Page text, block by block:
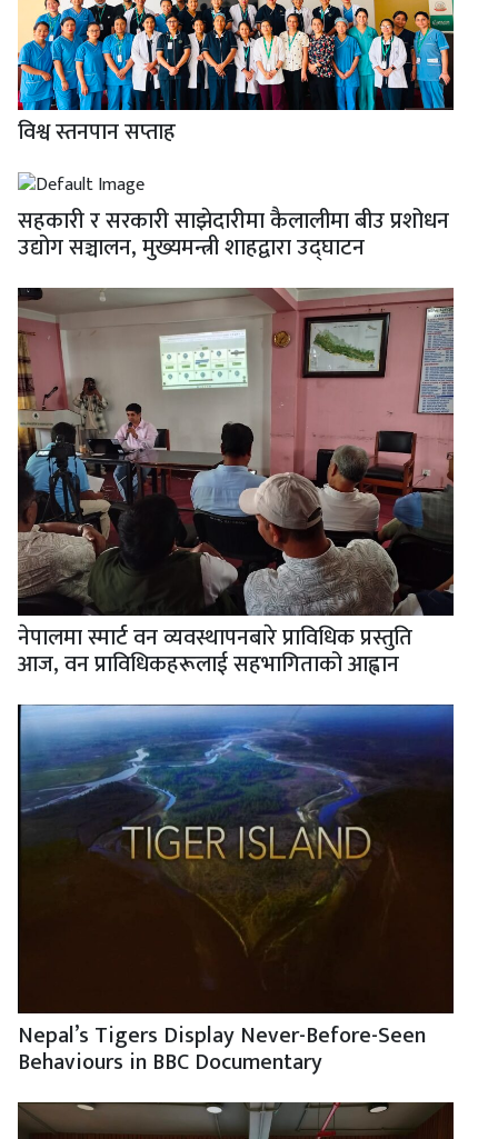
विश्व स्तनपान सप्ताह
सहकारी र सरकारी साझेदारीमा कैलालीमा बीउ प्रशोधन
उद्योग सञ्चालन, मुख्यमन्त्री शाहद्वारा उद्घाटन
नेपालमा स्मार्ट वन व्यवस्थापनबारे प्राविधिक प्रस्तुति
आज, वन प्राविधिकहरूलाई सहभागिताको आह्वान
Nepal’s Tigers Display Never-Before-Seen
Behaviours in BBC Documentary